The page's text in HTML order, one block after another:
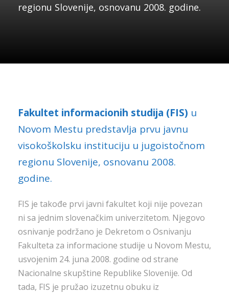
regionu Slovenije, osnovanu 2008. godine.
Fakultet informacionih studija (FIS) u
Novom Mestu predstavlja prvu javnu
visokoškolsku instituciju u jugoistočnom
regionu Slovenije, osnovanu 2008.
godine.
FIS je takođe prvi javni fakultet koji nije povezan
ni sa jednim slovenačkim univerzitetom. Njegovo
osnivanje podržano je Dekretom o Osnivanju
Fakulteta za informacione studije u Novom Mestu,
usvojenim 24. juna 2008. godine od strane
Nacionalne skupštine Republike Slovenije. Od
tada, FIS je pružao izuzetnu obuku iz